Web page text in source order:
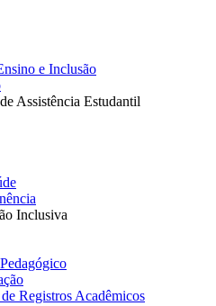
e Inclusão
Assistência Estudantil
Inclusiva
Registros Acadêmicos